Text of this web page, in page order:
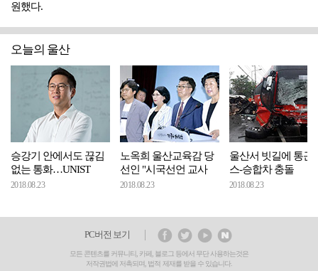
원했다.
오늘의 울산
승강기 안에서도 끊김
없는 통화…UNIST
2018.08.23
노옥희 울산교육감 당
선인 "시국선언 교사
2018.08.23
울산서 빗길에 통근
스-승합차 충돌
2018.08.23
PC버전 보기
모든 콘텐츠를 커뮤니티, 카페, 블로그 등에서 무단 사용하는것은
저작권법에 저촉되며, 법적 제재를 받을 수 있습니다.